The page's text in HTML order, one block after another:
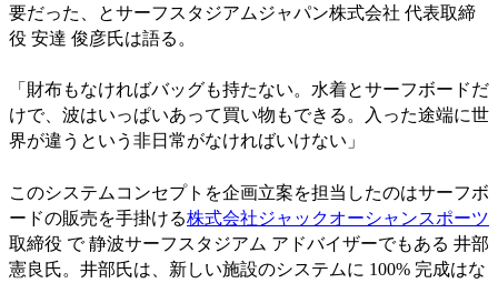
要だった、とサーフスタジアムジャパン株式会社 代表取締
役 安達 俊彦氏は語る。
「財布もなければバッグも持たない。水着とサーフボードだ
けで、波はいっぱいあって買い物もできる。入った途端に世
界が違うという非日常がなければいけない」
このシステムコンセプトを企画立案を担当したのはサーフボ
ードの販売を手掛ける株式会社ジャックオーシャンスポーツ
取締役 で 静波サーフスタジアム アドバイザーでもある 井部
憲良氏。井部氏は、新しい施設のシステムに 100% 完成はな